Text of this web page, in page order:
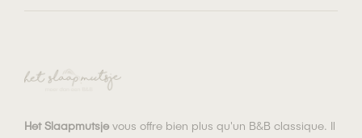
Het Slaapmutsje vous offre bien plus qu'un B&B classique. Il